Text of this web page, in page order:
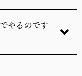
やるのです